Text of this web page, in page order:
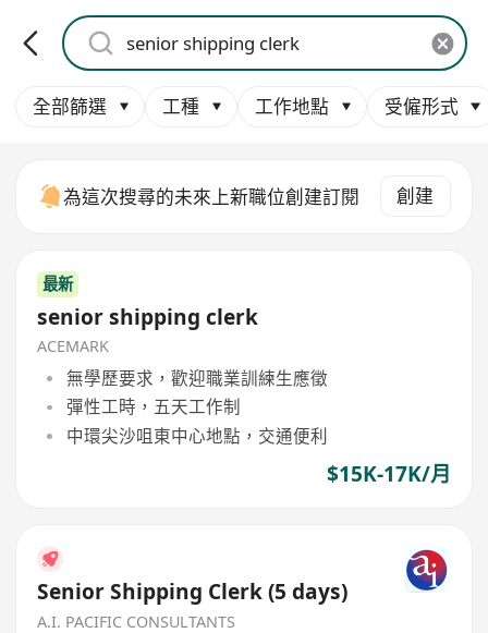
全部篩選 工種 工作地點 受僱形式
為這次搜尋的未來上新職位創建訂閱 創建
最新
senior shipping clerk
ACEMARK
無學歷要求，歡迎職業訓練生應徵
彈性工時，五天工作制
中環尖沙咀東中心地點，交通便利
$15K-17K/月
Senior Shipping Clerk (5 days)
A.I. PACIFIC CONSULTANTS